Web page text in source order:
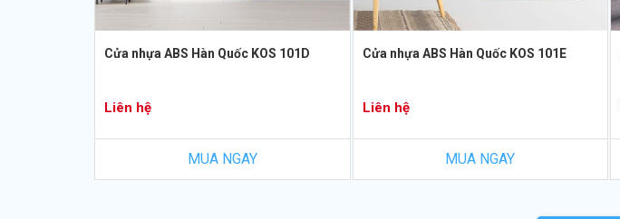
Cửa nhựa ABS Hàn Quốc KOS 101D
Liên hệ
MUA NGAY
Cửa nhựa ABS Hàn Quốc KOS 101E
Liên hệ
MUA NGAY